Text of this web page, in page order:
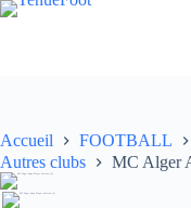
Passer
Accueil FOOTBALL
Autres clubs
MC Alger